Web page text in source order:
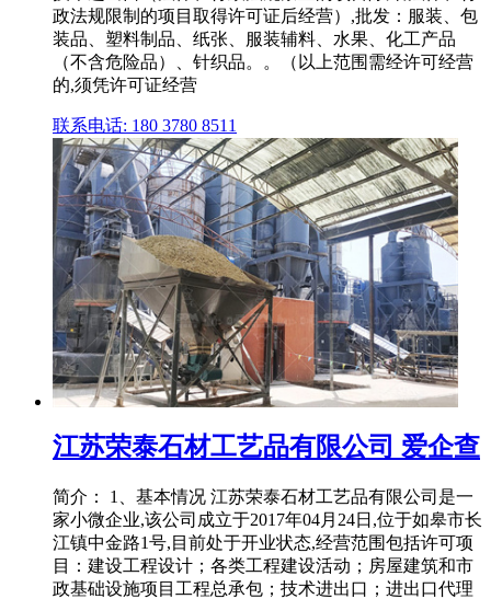
政法规限制的项目取得许可证后经营）,批发：服装、包
装品、塑料制品、纸张、服装辅料、水果、化工产品
（不含危险品）、针织品。。（以上范围需经许可经营
的,须凭许可证经营
联系电话: 180 3780 8511
江苏荣泰石材工艺品有限公司 爱企查
简介： 1、基本情况 江苏荣泰石材工艺品有限公司是一
家小微企业,该公司成立于2017年04月24日,位于如皋市长
江镇中金路1号,目前处于开业状态,经营范围包括许可项
目：建设工程设计；各类工程建设活动；房屋建筑和市
政基础设施项目工程总承包；技术进出口；进出口代理